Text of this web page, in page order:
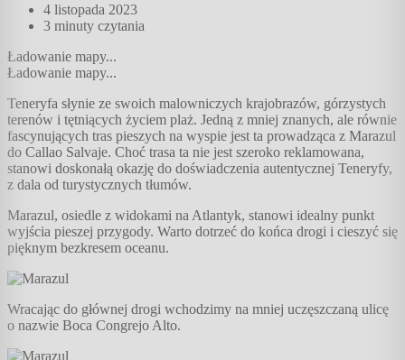
4 listopada 2023
3 minuty czytania
Ładowanie mapy...
Ładowanie mapy...
Teneryfa słynie ze swoich malowniczych krajobrazów, górzystych
terenów i tętniących życiem plaż. Jedną z mniej znanych, ale równie
fascynujących tras pieszych na wyspie jest ta prowadząca z Marazul
do Callao Salvaje. Choć trasa ta nie jest szeroko reklamowana,
stanowi doskonałą okazję do doświadczenia autentycznej Teneryfy,
z dala od turystycznych tłumów.
Marazul, osiedle z widokami na Atlantyk, stanowi idealny punkt
wyjścia pieszej przygody. Warto dotrzeć do końca drogi i cieszyć się
pięknym bezkresem oceanu.
Wracając do głównej drogi wchodzimy na mniej uczęszczaną ulicę
o nazwie Boca Congrejo Alto.